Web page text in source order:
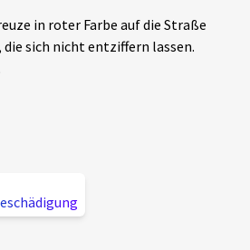
in roter Farbe auf die Straße
sich nicht entziffern lassen.